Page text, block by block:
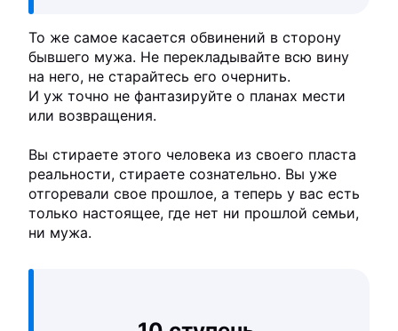
То же самое касается обвинений в сторону
бывшего мужа. Не перекладывайте всю вину
на него, не старайтесь его очернить.
И уж точно не фантазируйте о планах мести
или возвращения.
Вы стираете этого человека из своего пласта
реальности, стираете сознательно. Вы уже
отгоревали свое прошлое, а теперь у вас есть
только настоящее, где нет ни прошлой семьи,
ни мужа.